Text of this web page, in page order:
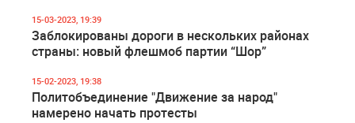
15-03-2023, 19:39
Заблокированы дороги в нескольких районах
страны: новый флешмоб партии “Шор”
15-02-2023, 19:38
Политобъединение "Движение за народ"
намерено начать протесты